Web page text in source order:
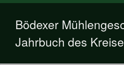
Bödexer
Jahrbuch des